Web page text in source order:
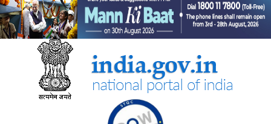
भारत की पूर्वोत्तर सीमा पर डीआरआई ने निगरानी तेज की
स्‍वास्‍थ्‍य एवं परिवार कल्‍याण मंत्रालय
परिवारों के स्वास्थ्य सेवा पर अपने पास से किए जाने वाले खर्च को कम करने
के लिए उठाए गए कदम
देश में चिकित्सा शिक्षा बुनियादी ढांचे को मजबूत बनाने के लिए उठाए गए कदम
राष्ट्रीय स्वास्थ्य प्राधिकरण ने आयुष्‍मान भारत स्‍वास्‍थ्‍य खाता आधारित स्कैन